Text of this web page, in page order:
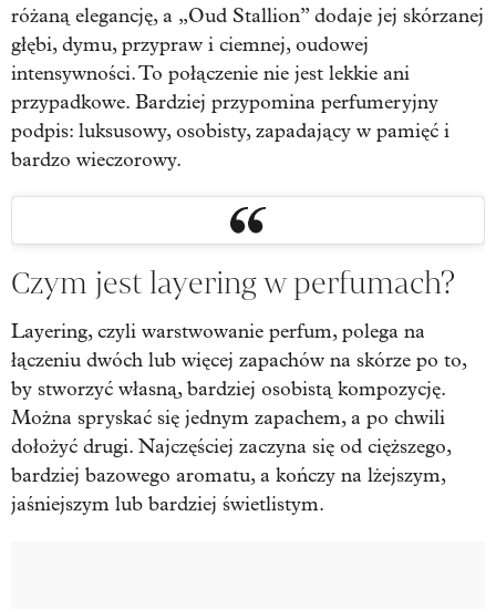
różaną elegancję, a „Oud Stallion” dodaje jej skórzanej
głębi, dymu, przypraw i ciemnej, oudowej
intensywności. To połączenie nie jest lekkie ani
przypadkowe. Bardziej przypomina perfumeryjny
podpis: luksusowy, osobisty, zapadający w pamięć i
bardzo wieczorowy.
Czym jest layering w perfumach?
Layering, czyli warstwowanie perfum, polega na
łączeniu dwóch lub więcej zapachów na skórze po to,
by stworzyć własną, bardziej osobistą kompozycję.
Można spryskać się jednym zapachem, a po chwili
dołożyć drugi. Najczęściej zaczyna się od cięższego,
bardziej bazowego aromatu, a kończy na lżejszym,
jaśniejszym lub bardziej świetlistym.